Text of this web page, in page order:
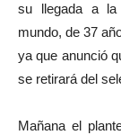
su llegada a la
mundo, de 37
ya que anunció
se retirará del
Mañana el